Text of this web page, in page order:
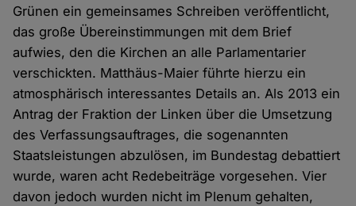
Grünen ein gemeinsames Schreiben veröffentlicht,
das große Übereinstimmungen mit dem Brief
aufwies, den die Kirchen an alle Parlamentarier
verschickten. Matthäus-Maier führte hierzu ein
atmosphärisch interessantes Details an. Als 2013 ein
Antrag der Fraktion der Linken über die Umsetzung
des Verfassungsauftrages, die sogenannten
Staatsleistungen abzulösen, im Bundestag debattiert
wurde, waren acht Redebeiträge vorgesehen. Vier
davon jedoch wurden nicht im Plenum gehalten,